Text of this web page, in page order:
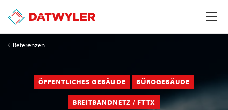
Referenzen
ÖFFENTLICHES GEBÄUDE BÜROGEBÄUDE
BREITBANDNETZ / FTTX